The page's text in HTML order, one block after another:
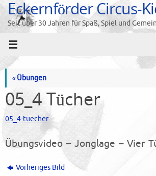
Zum
Inhalt
springen
Eckernförder Circus-
Seit über 30 Jahren für Spaß, Spiel und
«Übungen
05_4 Tücher
05_4-tuecher
Übungsvideo – Jonglage – Vier
Vorheriges Bild